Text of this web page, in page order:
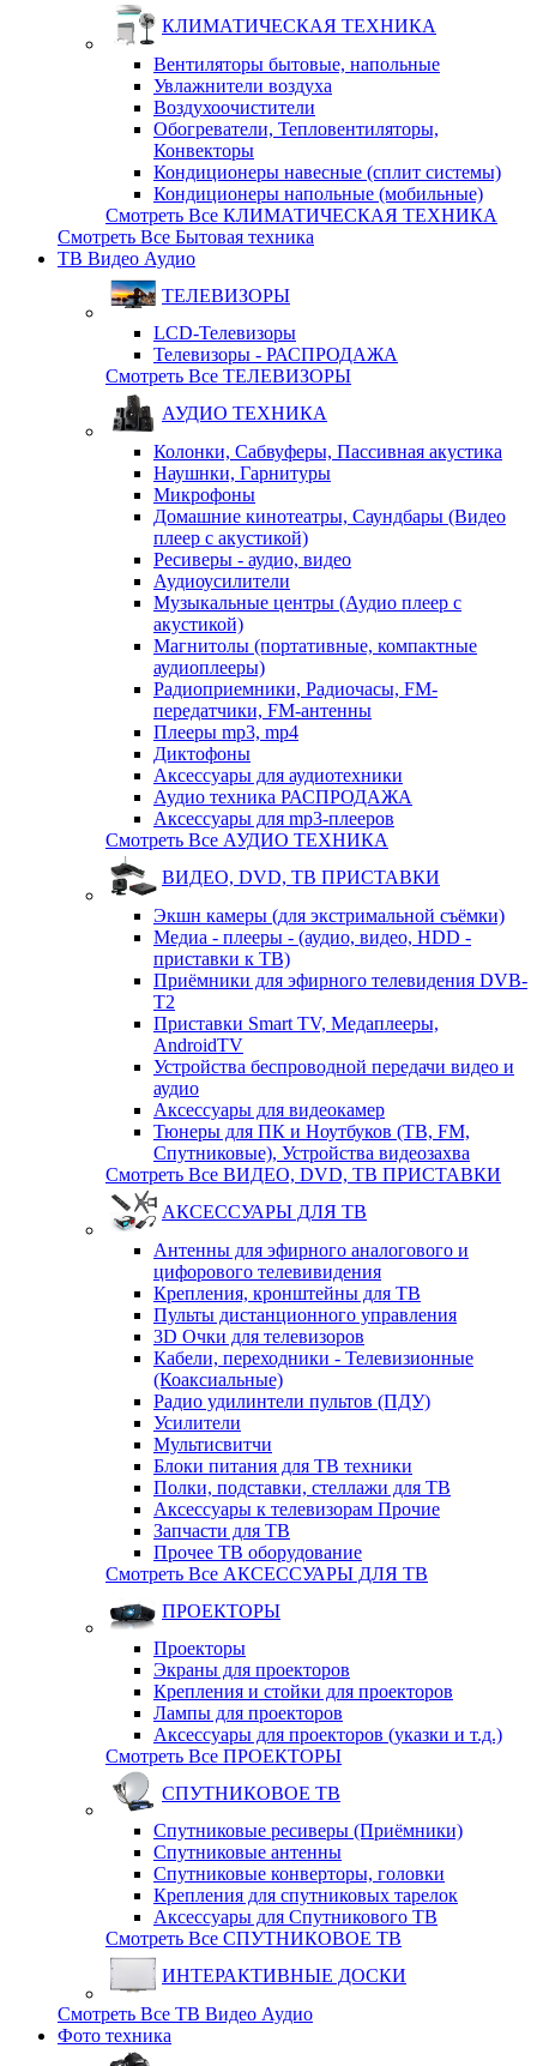
КЛИМАТИЧЕСКАЯ ТЕХНИКА
Вентиляторы бытовые, напольные
Увлажнители воздуха
Воздухоочистители
Обогреватели, Тепловентиляторы,
Конвекторы
Кондиционеры навесные (сплит системы)
Кондиционеры напольные (мобильные)
Смотреть Все КЛИМАТИЧЕСКАЯ ТЕХНИКА
Смотреть Все Бытовая техника
ТВ Видео Аудио
ТЕЛЕВИЗОРЫ
LCD-Телевизоры
Телевизоры - РАСПРОДАЖА
Смотреть Все ТЕЛЕВИЗОРЫ
АУДИО ТЕХНИКА
Колонки, Сабвуферы, Пассивная акустика
Наушнки, Гарнитуры
Микрофоны
Домашние кинотеатры, Саундбары (Видео
плеер с акустикой)
Ресиверы - аудио, видео
Аудиоусилители
Музыкальные центры (Аудио плеер с
акустикой)
Магнитолы (портативные, компактные
аудиоплееры)
Радиоприемники, Радиочасы, FM-
передатчики, FM-антенны
Плееры mp3, mp4
Диктофоны
Аксессуары для аудиотехники
Аудио техника РАСПРОДАЖА
Аксессуары для mp3-плееров
Смотреть Все АУДИО ТЕХНИКА
ВИДЕО, DVD, ТВ ПРИСТАВКИ
Экшн камеры (для экстримальной съёмки)
Медиа - плееры - (аудио, видео, HDD -
приставки к ТВ)
Приёмники для эфирного телевидения DVB-
T2
Приставки Smart TV, Медаплееры,
AndroidTV
Устройства беспроводной передачи видео и
аудио
Аксессуары для видеокамер
Тюнеры для ПК и Ноутбуков (ТВ, FM,
Спутниковые), Устройства видеозахва
Смотреть Все ВИДЕО, DVD, ТВ ПРИСТАВКИ
АКСЕССУАРЫ ДЛЯ ТВ
Антенны для эфирного аналогового и
цифорового телевивидения
Крепления, кронштейны для ТВ
Пульты дистанционного управления
3D Очки для телевизоров
Кабели, переходники - Телевизионные
(Коаксиальные)
Радио удилинтели пультов (ПДУ)
Усилители
Мультисвитчи
Блоки питания для ТВ техники
Полки, подставки, стеллажи для ТВ
Аксессуары к телевизорам Прочие
Запчасти для ТВ
Прочее ТВ оборудование
Смотреть Все АКСЕССУАРЫ ДЛЯ ТВ
ПРОЕКТОРЫ
Проекторы
Экраны для проекторов
Крепления и стойки для проекторов
Лампы для проекторов
Аксессуары для проекторов (указки и т.д.)
Смотреть Все ПРОЕКТОРЫ
СПУТНИКОВОЕ ТВ
Спутниковые ресиверы (Приёмники)
Спутниковые антенны
Спутниковые конверторы, головки
Крепления для спутниковых тарелок
Аксессуары для Спутникового ТВ
Смотреть Все СПУТНИКОВОЕ ТВ
ИНТЕРАКТИВНЫЕ ДОСКИ
Смотреть Все ТВ Видео Аудио
Фото техника